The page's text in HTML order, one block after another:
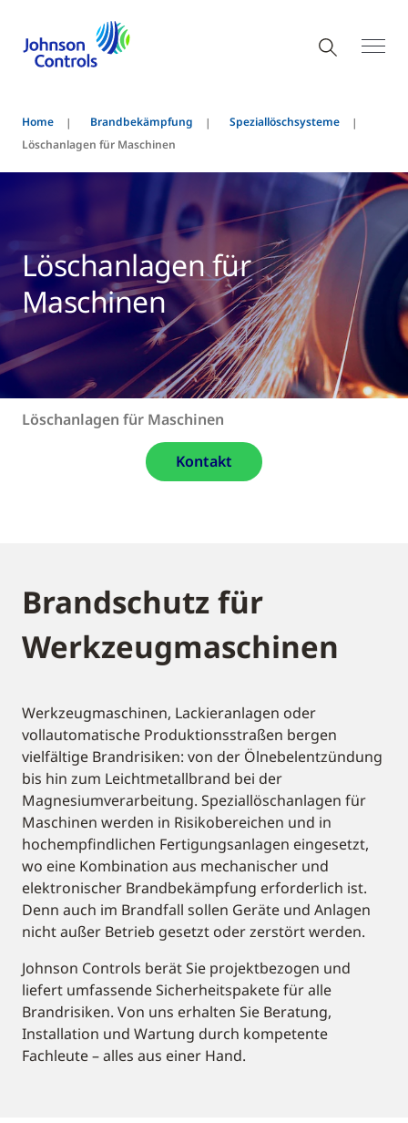
Home Brandbekämpfung
Speziallöschsysteme
Löschanlagen für Maschinen
Löschanlagen für
Maschinen
Löschanlagen für Maschinen
Kontakt
Brandschutz für
Werkzeugmaschinen
Werkzeugmaschinen, Lackieranlagen oder
vollautomatische Produktionsstraßen bergen
vielfältige Brandrisiken: von der Ölnebelentzündung
bis hin zum Leichtmetallbrand bei der
Magnesiumverarbeitung. Speziallöschanlagen für
Maschinen werden in Risikobereichen und in
hochempfindlichen Fertigungsanlagen eingesetzt,
wo eine Kombination aus mechanischer und
elektronischer Brandbekämpfung erforderlich ist.
Denn auch im Brandfall sollen Geräte und Anlagen
nicht außer Betrieb gesetzt oder zerstört werden.
Johnson Controls berät Sie projektbezogen und
liefert umfassende Sicherheitspakete für alle
Brandrisiken. Von uns erhalten Sie Beratung,
Installation und Wartung durch kompetente
Fachleute – alles aus einer Hand.